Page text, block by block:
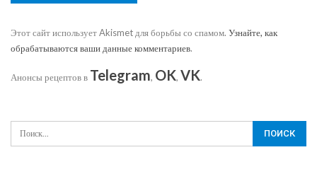
Этот сайт использует Akismet для борьбы со спамом. Узнайте, как
обрабатываются ваши данные комментариев.
Анонсы рецептов в Telegram, OK, VK.